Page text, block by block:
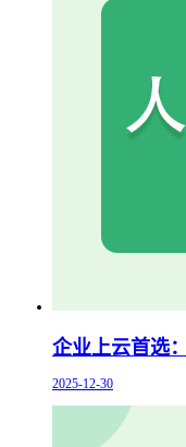
企业上云首选
2025-12-30